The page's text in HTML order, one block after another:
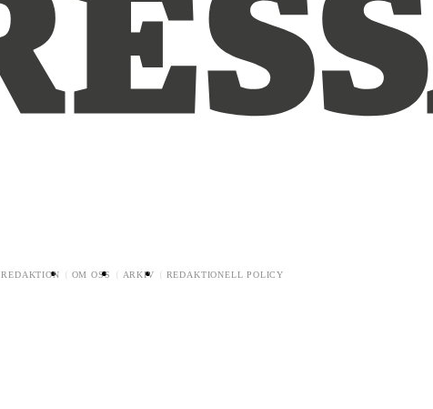
REDAKTION OM OSS ARKIV REDAKTIONELL POLICY